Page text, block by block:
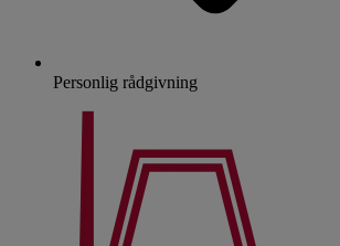
Personlig rådgivning